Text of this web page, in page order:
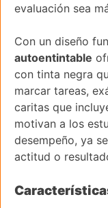
evaluación sea
Con un diseño
autoentintable
con tinta negra
marcar tareas,
caritas que
motivan a los
desempeño, ya
actitud o